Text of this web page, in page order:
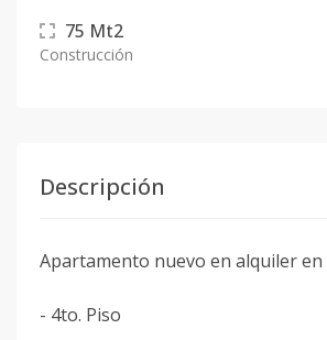
75 Mt2
Construcción
Descripción
Apartamento nuevo en alquiler en
- 4to. Piso